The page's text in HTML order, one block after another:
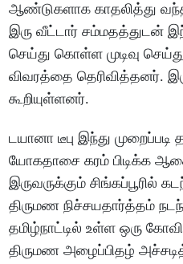
ஆண்டுகளாக காதலித்து
இரு வீட்டார் சம்மதத்துடன்
செய்து கொள்ள முடிவு
விவரத்தை தெரிவித்தனர்.
கூறியுள்ளனர்.
டயானா டீபு இந்து முறைப்படி
யோகதாசை கரம் பிடிக்க
இருவருக்கும் சிங்கப்பூரில்
திருமண நிச்சயதார்த்தம்
தமிழ்நாட்டில் உள்ள ஒரு
திருமண அழைப்பிதழ்